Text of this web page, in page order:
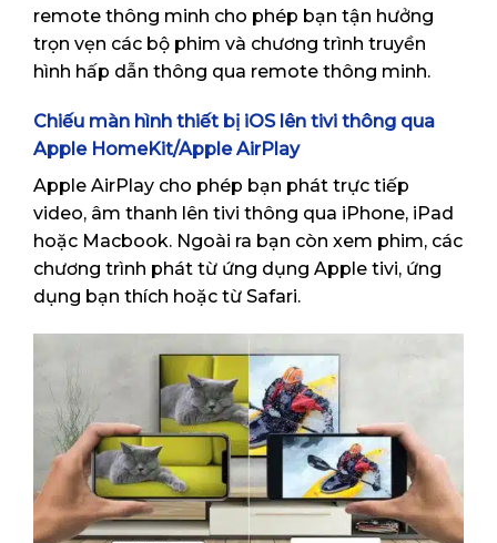
remote thông minh cho phép bạn tận hưởng
trọn vẹn các bộ phim và chương trình truyền
hình hấp dẫn thông qua remote thông minh.
Chiếu màn hình thiết bị iOS lên tivi thông qua
Apple HomeKit/Apple AirPlay
Apple AirPlay cho phép bạn phát trực tiếp
video, âm thanh lên tivi thông qua iPhone, iPad
hoặc Macbook. Ngoài ra bạn còn xem phim, các
chương trình phát từ ứng dụng Apple tivi, ứng
dụng bạn thích hoặc từ Safari.